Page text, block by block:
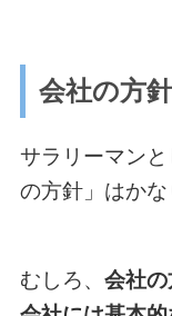
会社の方
サラリーマン
の方針」はかな
むしろ、 会社